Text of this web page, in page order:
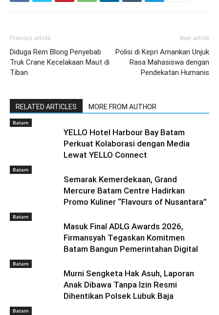
Previous article
Diduga Rem Blong Penyebab
Truk Crane Kecelakaan Maut di
Tiban
Next article
Polisi di Kepri Amankan Unjuk
Rasa Mahasiswa dengan
Pendekatan Humanis
RELATED ARTICLES MORE FROM AUTHOR
Batam
YELLO Hotel Harbour Bay Batam
Perkuat Kolaborasi dengan Media
Lewat YELLO Connect
Batam
Semarak Kemerdekaan, Grand
Mercure Batam Centre Hadirkan
Promo Kuliner “Flavours of Nusantara”
Batam
Masuk Final ADLG Awards 2026,
Firmansyah Tegaskan Komitmen
Batam Bangun Pemerintahan Digital
Batam
Murni Sengketa Hak Asuh, Laporan
Anak Dibawa Tanpa Izin Resmi
Dihentikan Polsek Lubuk Baja
Batam